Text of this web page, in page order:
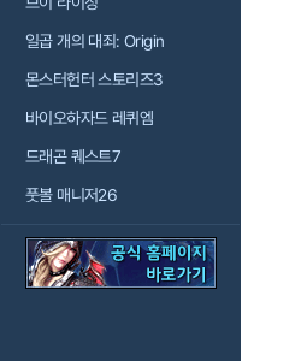
일곱 개의 대죄: Origin
몬스터헌터 스토리즈3
바이오하자드 레퀴엠
드래곤 퀘스트7
풋볼 매니저26